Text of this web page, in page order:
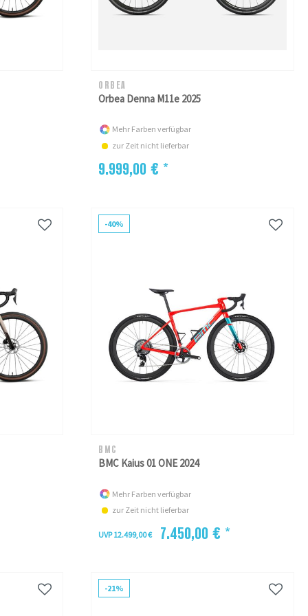
ORBEA
Orbea Denna M11e 2025
Mehr Farben verfügbar
zur Zeit nicht lieferbar
9.999,00 € *
-40%
BMC
BMC Kaius 01 ONE 2024
Mehr Farben verfügbar
zur Zeit nicht lieferbar
UVP 12.499,00 € 7.450,00 € *
-21%